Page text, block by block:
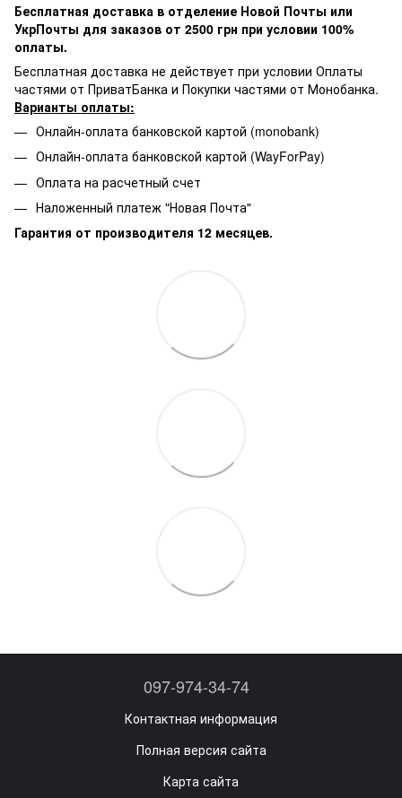
Бесплатная доставка в отделение Новой Почты или
УкрПочты для заказов от 2500 грн при условии 100%
оплаты.
Бесплатная доставка не действует при условии Оплаты
частями от ПриватБанка и Покупки частями от Монобанка.
Варианты оплаты:
Онлайн-оплата банковской картой (monobank)
Онлайн-оплата банковской картой (WayForPay)
Оплата на расчетный счет
Наложенный платеж "Новая Почта"
Гарантия от производителя 12 месяцев.
097-974-34-74
Контактная информация
Полная версия сайта
Карта сайта